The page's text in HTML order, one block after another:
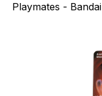
Playmates - Bandai